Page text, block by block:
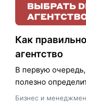
Как
агентство
В первую
полезно
Бизнес и